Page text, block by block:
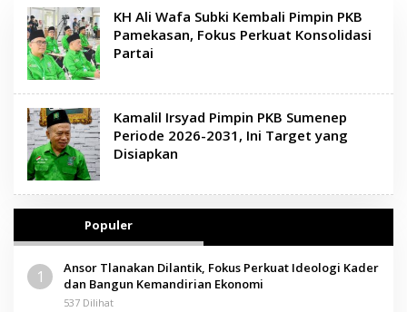
KH Ali Wafa Subki Kembali Pimpin PKB
Pamekasan, Fokus Perkuat Konsolidasi
Partai
Kamalil Irsyad Pimpin PKB Sumenep
Periode 2026-2031, Ini Target yang
Disiapkan
Populer
1
Ansor Tlanakan Dilantik, Fokus Perkuat Ideologi Kader
dan Bangun Kemandirian Ekonomi
537 Dilihat